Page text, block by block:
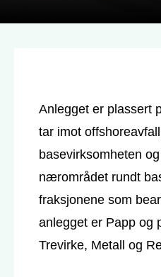
Anlegget er plassert
tar imot
basevirksomheten
nærområdet rundt
fraksjonene som
anlegget er Papp og
Trevirke, Metall og